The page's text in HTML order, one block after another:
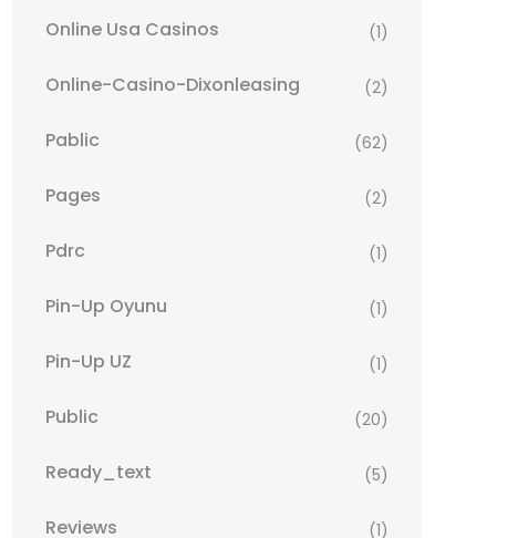
Online Usa Casinos (1)
Online-Casino-Dixonleasing (2)
Pablic (62)
Pages (2)
Pdrc (1)
Pin-Up Oyunu (1)
Pin-Up UZ (1)
Public (20)
Ready_text (5)
Reviews (1)